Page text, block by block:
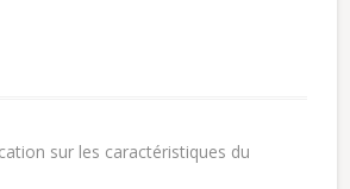
sur les caractéristiques du